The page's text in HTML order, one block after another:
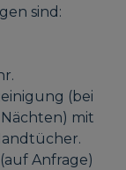
sind:
(bei
mit
Anfrage)